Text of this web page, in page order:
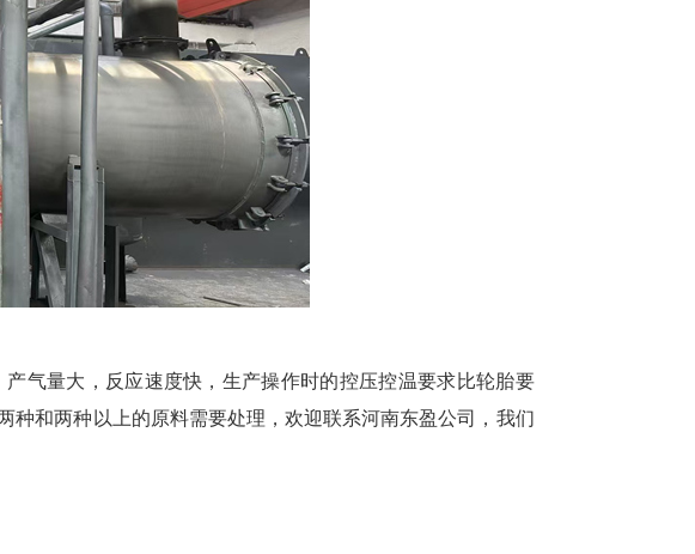
气量大，反应速度快，生产操作时的控压控温要求比轮胎要
和两种以上的原料需要处理，欢迎联系河南东盈公司，我们